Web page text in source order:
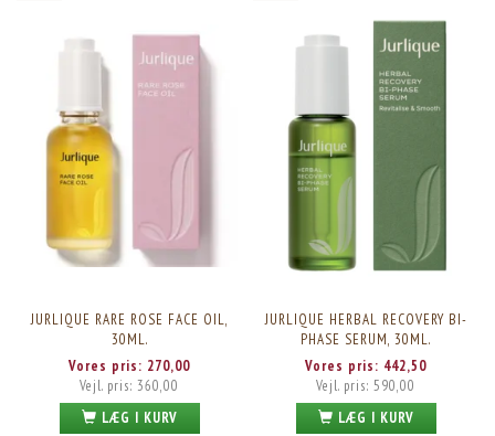
JURLIQUE RARE ROSE FACE OIL,
30ML.
Vores pris: 270,00
Vejl. pris: 360,00
LÆG I KURV
JURLIQUE HERBAL RECOVERY BI-
PHASE SERUM, 30ML.
Vores pris: 442,50
Vejl. pris: 590,00
LÆG I KURV